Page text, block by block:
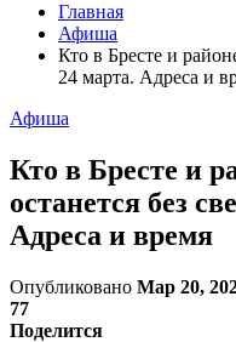
Главная
Афиша
Кто в Бресте и
24 марта. Адреса и
Афиша
Кто в Бресте и
останется без
Адреса и время
Опубликовано Мар 20,
77
Поделится